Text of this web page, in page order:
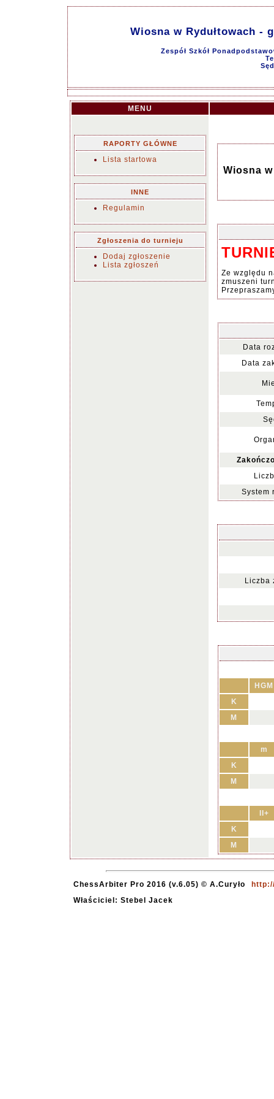
Wiosna w Rydułtowach -
Zespół Szkół
MENU
RAPORTY GŁÓWNE
Lista startowa
INNE
Regulamin
Zgłoszenia do turnieju
Dodaj zgłoszenie
Lista zgłoszeń
Wiosna
Ze względu
zmuszeni
Data
Data
System
Liczba
HGM
K
M
m
K
M
II+
K
M
ChessArbiter Pro 2016 (v.6.05) © A.Curyło
Właściciel: Stebel Jacek